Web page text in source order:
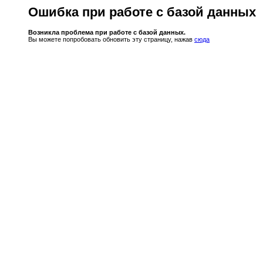
Ошибка при работе с базой данных
Возникла проблема при работе с базой данных.
Вы можете попробовать обновить эту страницу, нажав сюда